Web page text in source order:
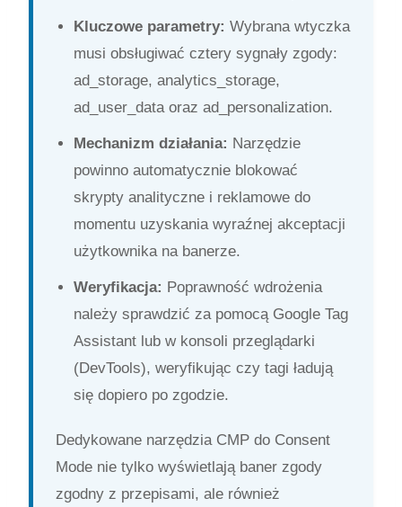
Kluczowe parametry: Wybrana wtyczka
musi obsługiwać cztery sygnały zgody:
ad_storage, analytics_storage,
ad_user_data oraz ad_personalization.
Mechanizm działania: Narzędzie
powinno automatycznie blokować
skrypty analityczne i reklamowe do
momentu uzyskania wyraźnej akceptacji
użytkownika na banerze.
Weryfikacja: Poprawność wdrożenia
należy sprawdzić za pomocą Google Tag
Assistant lub w konsoli przeglądarki
(DevTools), weryfikując czy tagi ładują
się dopiero po zgodzie.
Dedykowane narzędzia CMP do Consent
Mode nie tylko wyświetlają baner zgody
zgodny z przepisami, ale również